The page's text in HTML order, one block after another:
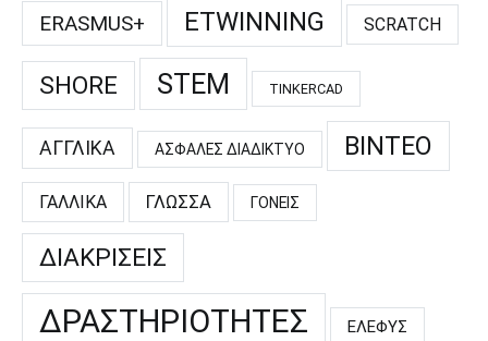
ERASMUS+ ETWINNING SCRATCH
SHORE STEM TINKERCAD
ΑΓΓΛΙΚΆ ΑΣΦΑΛΈΣ ΔΙΑΔΊΚΤΥΟ ΒΊΝΤΕΟ
ΓΑΛΛΙΚΆ ΓΛΏΣΣΑ ΓΟΝΕΊΣ
ΔΙΑΚΡΊΣΕΙΣ
ΔΡΑΣΤΗΡΙΌΤΗΤΕΣ ΕΛΕΦΥΣ